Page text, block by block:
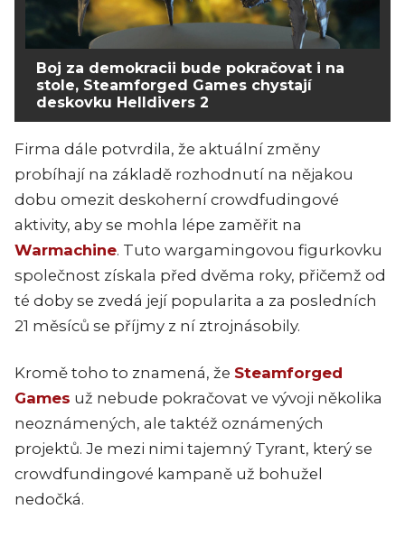
Boj za demokracii bude pokračovat i na
stole, Steamforged Games chystají
deskovku Helldivers 2
Firma dále potvrdila, že aktuální změny
probíhají na základě rozhodnutí na nějakou
dobu omezit deskoherní crowdfudingové
aktivity, aby se mohla lépe zaměřit na
Warmachine. Tuto wargamingovou figurkovku
společnost získala před dvěma roky, přičemž od
té doby se zvedá její popularita a za posledních
21 měsíců se příjmy z ní ztrojnásobily.
Kromě toho to znamená, že Steamforged
Games už nebude pokračovat ve vývoji několika
neoznámených, ale taktéž oznámených
projektů. Je mezi nimi tajemný Tyrant, který se
crowdfundingové kampaně už bohužel
nedočká.